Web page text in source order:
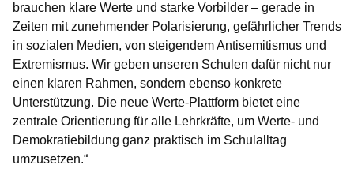
brauchen klare Werte und starke Vorbilder – gerade in
Zeiten mit zunehmender Polarisierung, gefährlicher Trends
in sozialen Medien, von steigendem Antisemitismus und
Extremismus. Wir geben unseren Schulen dafür nicht nur
einen klaren Rahmen, sondern ebenso konkrete
Unterstützung. Die neue Werte-Plattform bietet eine
zentrale Orientierung für alle Lehrkräfte, um Werte- und
Demokratiebildung ganz praktisch im Schulalltag
umzusetzen.“